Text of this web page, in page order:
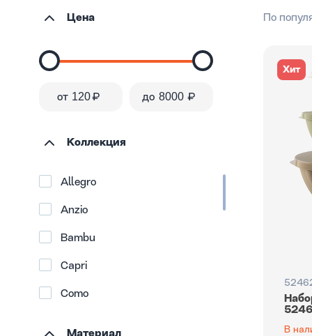
Цена
от ₽ до ₽
Коллекция
Allegro
Anzio
Bambu
Capri
Como
По
Хит
В